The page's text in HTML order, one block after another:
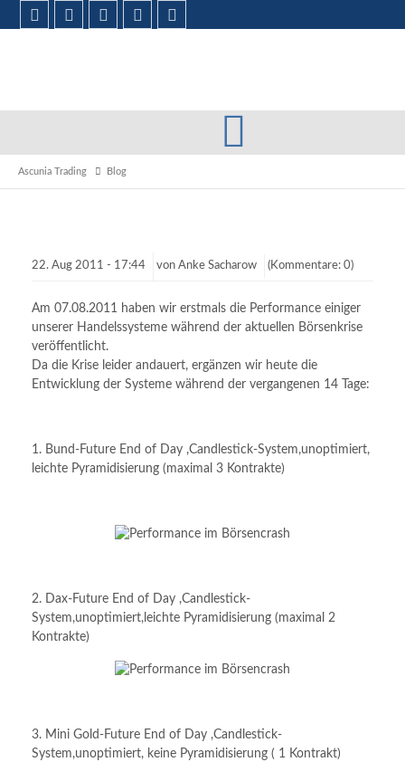
Ascunia Trading Blog
22. Aug 2011 - 17:44 von Anke Sacharow (Kommentare: 0)
Am 07.08.2011 haben wir erstmals die Performance einiger
unserer Handelssysteme während der aktuellen Börsenkrise
veröffentlicht.
Da die Krise leider andauert, ergänzen wir heute die
Entwicklung der Systeme während der vergangenen 14 Tage:
1. Bund-Future End of Day ,Candlestick-System,unoptimiert,
leichte Pyramidisierung (maximal 3 Kontrakte)
2. Dax-Future End of Day ,Candlestick-
System,unoptimiert,leichte Pyramidisierung (maximal 2
Kontrakte)
3. Mini Gold-Future End of Day ,Candlestick-
System,unoptimiert, keine Pyramidisierung ( 1 Kontrakt)